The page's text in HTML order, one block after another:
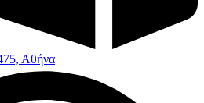
Αθήνα